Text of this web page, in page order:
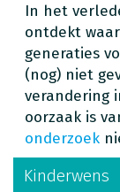
In het
ontdekt
generaties
(nog) niet
verandering
oorzaak is
onderzoek
Kinderwens